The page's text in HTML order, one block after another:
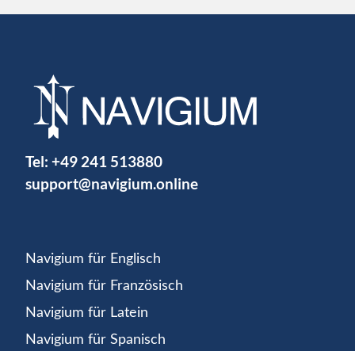
Tel: +49 241 513880
support@navigium.online
Navigium für Englisch
Navigium für Französisch
Navigium für Latein
Navigium für Spanisch